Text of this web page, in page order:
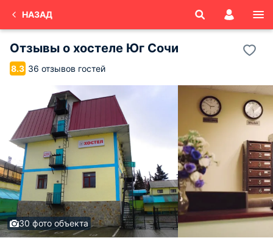
НАЗАД
Отзывы о хостеле Юг Сочи
8.3 36 отзывов гостей
30 фото объекта